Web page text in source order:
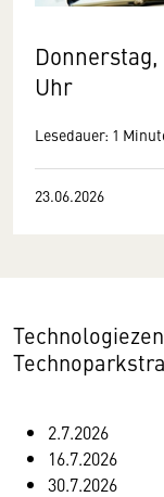
Uhr
Lesedauer: 1
23.06.2026
2.7.2026
16.7.2026
30.7.2026